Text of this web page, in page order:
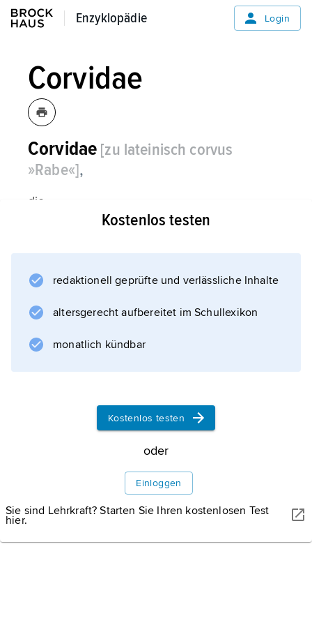
Enzyklopädie
Enzyklopädie Login
Corvidae
Corvidae [zu lateinisch corvus
»Rabe«],
die
Informationen zum Artikel
Kostenlos testen
redaktionell geprüfte und verlässliche Inhalte
altersgerecht aufbereitet im Schullexikon
monatlich kündbar
Kostenlos testen
oder
Einloggen
Sie sind Lehrkraft? Starten Sie Ihren kostenlosen Test
hier.